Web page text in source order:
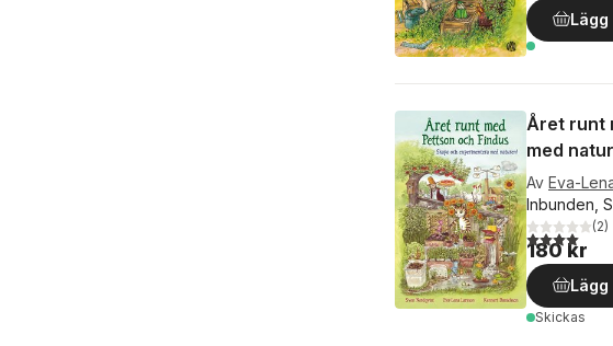
Året runt
med
Av Eva-
Inbunden,
4,0utav 5(2)
180 kr
Skickas